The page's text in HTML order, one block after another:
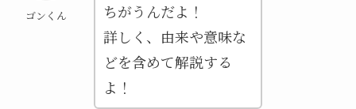
ゴンくん
ちがうんだよ！
詳しく、由来や意味な
どを含めて解説する
よ！